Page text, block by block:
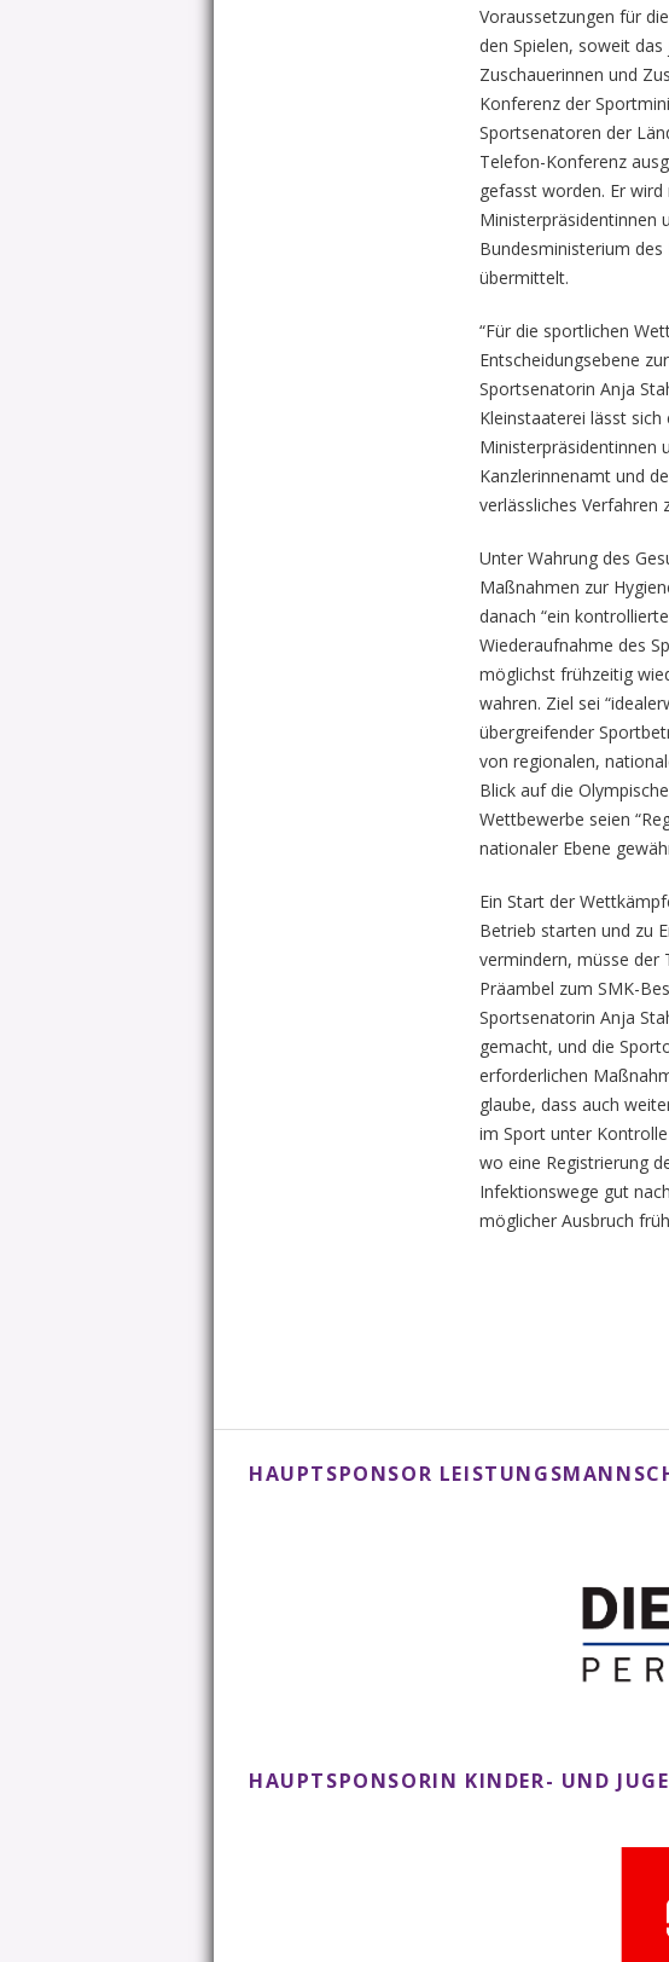
Voraussetzungen für
den Spielen, soweit
Zuschauerinnen und
Konferenz der
Sportsenatoren der
Telefon-Konferenz
gefasst worden. Er
Ministerpräsidentinnen
Bundesministerium
übermittelt.
“Für die sportlichen
Entscheidungsebene
Sportsenatorin Anja
Kleinstaaterei lässt
Ministerpräsidentinnen
Kanzlerinnenamt und
verlässliches Verfahren
Unter Wahrung des
Maßnahmen zur
danach “ein
Wiederaufnahme des
möglichst frühzeitig
wahren. Ziel sei
übergreifender
von regionalen,
Blick auf die
Wettbewerbe seien
nationaler Ebene
Ein Start der
Betrieb starten und zu
vermindern, müsse der
Präambel zum SMK-
Sportsenatorin Anja
gemacht, und die
erforderlichen
glaube, dass auch
im Sport unter
wo eine Registrierung
Infektionswege gut
möglicher Ausbruch
HAUPTSPONSOR
HAUPTSPONSORIN KINDER- UND